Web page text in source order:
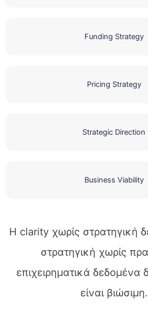
Funding Strategy
Pricing Strategy
Strategic Direction
Business Viability
Η clarity χωρίς στρατηγική
στρατηγική χωρίς
επιχειρηματικά δεδομένα
είναι βιώσιμη.